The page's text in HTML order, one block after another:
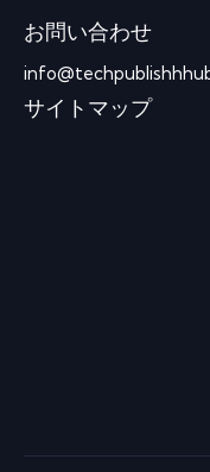
お問い合わせ
サイトマップ